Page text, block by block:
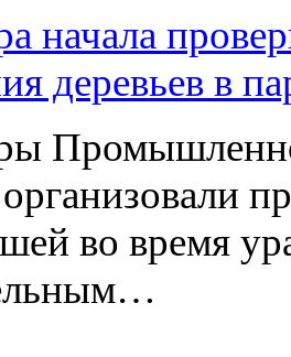
начала
деревьев в
во время